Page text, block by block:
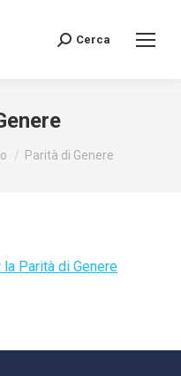
Search:
Cerca
Parità di Genere
Parità di Genere